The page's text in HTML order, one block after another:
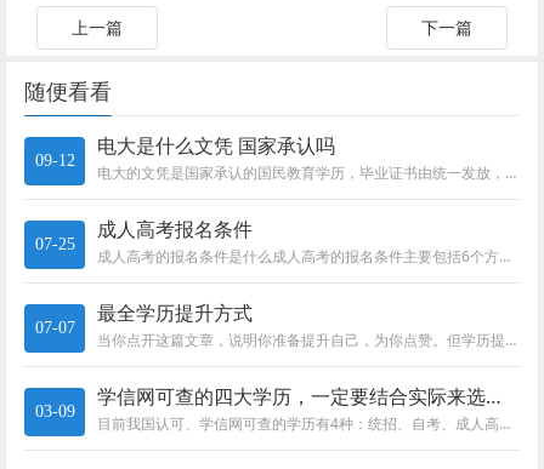
上一篇 下一篇
随便看看
09-12
电大是什么文凭 国家承认吗
电大的文凭是国家承认的国民教育学历，毕业证书由统一发放，由统一电子注册，属于成人学历文凭。电大是什么文凭电大原中央广播电...
07-25
成人高考报名条件
成人高考的报名条件是什么成人高考的报名条件主要包括6个方面，具体的报名条件可依据报考对象的身份情况、规定年龄、学历要求、...
07-07
最全学历提升方式
当你点开这篇文章，说明你准备提升自己，为你点赞。但学历提升之路崎岖坎坷，请你继续看下去，这篇文章是史上最全的学历提升介绍...
03-09
学信网可查的四大学历，一定要结合实际来选择！
目前我国认可、学信网可查的学历有4种：统招、自考、成人高考、国家开放大学。其中含金量最高的就是全日制统招！除开统招其后面...